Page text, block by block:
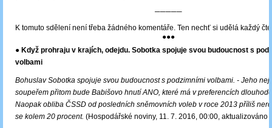
─────
K tomuto sdělení není třeba žádného komentáře. Ten nechť si udělá každý
●●●
● Když prohraju v krajích, odejdu. Sobotka spojuje svou budoucnost s
volbami
Bohuslav Sobotka spojuje svou budoucnost s podzimními volbami. - Jeho
soupeřem přitom bude Babišovo hnutí ANO, které má v preferencích
Naopak obliba ČSSD od posledních sněmovních voleb v roce 2013 příliš
se kolem 20 procent. (Hospodářské noviny, 11. 7. 2016, 00:00, aktualizováno